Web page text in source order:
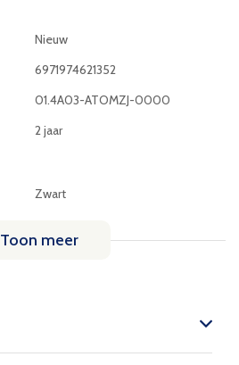
Nieuw
6971974621352
01.4A03-ATOMZJ-0000
2 jaar
Zwart
Toon meer